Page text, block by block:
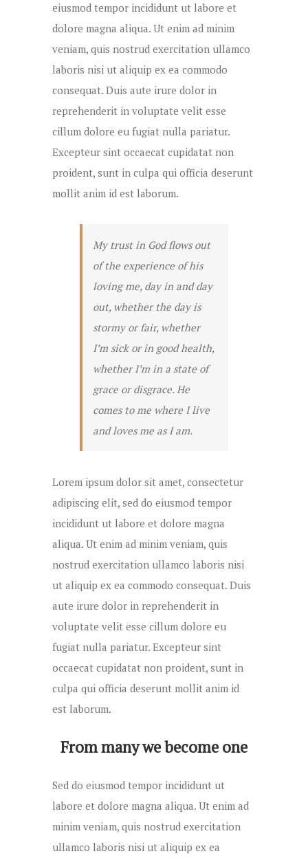
eiusmod tempor incididunt ut labore et
dolore magna aliqua. Ut enim ad minim
veniam, quis nostrud exercitation ullamco
laboris nisi ut aliquip ex ea commodo
consequat. Duis aute irure dolor in
reprehenderit in voluptate velit esse
cillum dolore eu fugiat nulla pariatur.
Excepteur sint occaecat cupidatat non
proident, sunt in culpa qui officia deserunt
mollit anim id est laborum.
My trust in God flows out
of the experience of his
loving me, day in and day
out, whether the day is
stormy or fair, whether
I’m sick or in good health,
whether I’m in a state of
grace or disgrace. He
comes to me where I live
and loves me as I am.
Lorem ipsum dolor sit amet, consectetur
adipiscing elit, sed do eiusmod tempor
incididunt ut labore et dolore magna
aliqua. Ut enim ad minim veniam, quis
nostrud exercitation ullamco laboris nisi
ut aliquip ex ea commodo consequat. Duis
aute irure dolor in reprehenderit in
voluptate velit esse cillum dolore eu
fugiat nulla pariatur. Excepteur sint
occaecat cupidatat non proident, sunt in
culpa qui officia deserunt mollit anim id
est laborum.
From many we become one
Sed do eiusmod tempor incididunt ut
labore et dolore magna aliqua. Ut enim ad
minim veniam, quis nostrud exercitation
ullamco laboris nisi ut aliquip ex ea